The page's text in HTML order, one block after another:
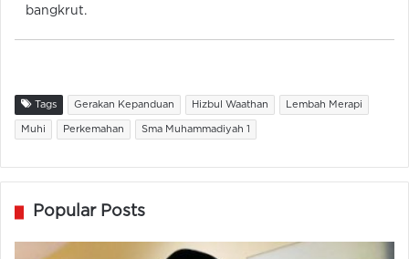
bangkrut.
Tags Gerakan Kepanduan Hizbul Waathan Lembah Merapi
Muhi Perkemahan Sma Muhammadiyah 1
Popular Posts